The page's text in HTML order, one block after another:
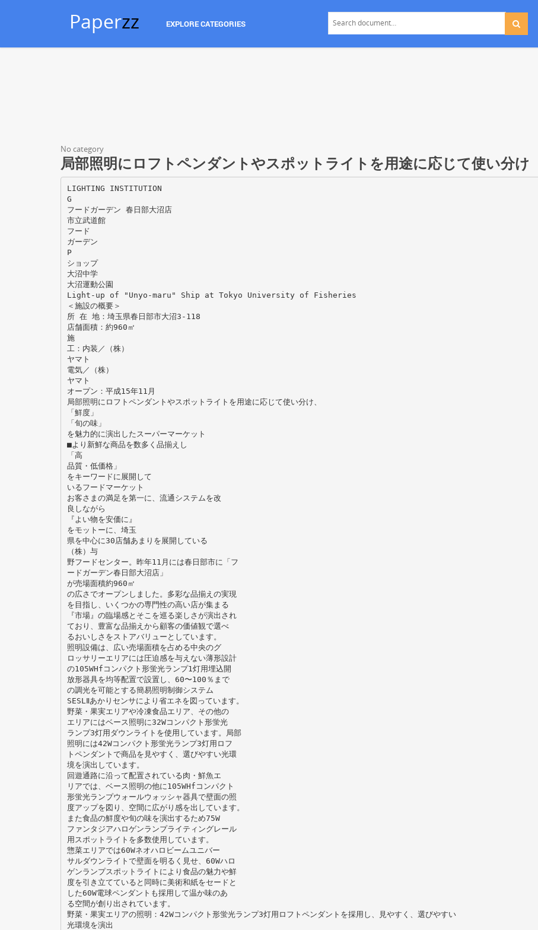
Paperzz EXPLORE CATEGORIES
No category
局部照明にロフトペンダントやスポットライトを用途に応じて使い分け
LIGHTING INSTITUTION
G
フードガーデン 春日部大沼店
市立武道館
フード
ガーデン
P
ショップ
大沼中学
大沼運動公園
Light-up of "Unyo-maru" Ship at Tokyo University of Fisheries
＜施設の概要＞
所 在 地：埼玉県春日部市大沼3-118
店舗面積：約960㎡
施
工：内装／（株）
ヤマト
電気／（株）
ヤマト
オープン：平成15年11月
局部照明にロフトペンダントやスポットライトを用途に応じて使い分け、
「鮮度」
「旬の味」
を魅力的に演出したスーパーマーケット
■より新鮮な商品を数多く品揃えし
「高
品質・低価格」
をキーワードに展開して
いるフードマーケット
お客さまの満足を第一に、流通システムを改
良しながら
『よい物を安価に』
をモットーに、埼玉
県を中心に30店舗あまりを展開している
（株）与
野フードセンター。昨年11月には春日部市に「フ
ードガーデン春日部大沼店」
が売場面積約960㎡
の広さでオープンしました。多彩な品揃えの実現
を目指し、いくつかの専門性の高い店が集まる
『市場』の臨場感とそこを巡る楽しさが演出され
ており、豊富な品揃えから顧客の価値観で選べ
るおいしさをストアバリューとしています。
照明設備は、広い売場面積を占める中央のグ
ロッサリーエリアには圧迫感を与えない薄形設計
の105WHfコンパクト形蛍光ランプ1灯用埋込開
放形器具を均等配置で設置し、60〜100％まで
の調光を可能とする簡易照明制御システム
SESLⅡあかりセンサにより省エネを図っています。
野菜・果実エリアや冷凍食品エリア、その他の
エリアにはベース照明に32Wコンパクト形蛍光
ランプ3灯用ダウンライトを使用しています。局部
照明には42Wコンパクト形蛍光ランプ3灯用ロフ
トペンダントで商品を見やすく、選びやすい光環
境を演出しています。
回遊通路に沿って配置されている肉・鮮魚エ
リアでは、ベース照明の他に105WHfコンパクト
形蛍光ランプウォールウォッシャ器具で壁面の照
度アップを図り、空間に広がり感を出しています。
また食品の鮮度や旬の味を演出するため75W
ファンタジアハロゲンランプライティングレール
用スポットライトを多数使用しています。
惣菜エリアでは60Wネオハロビームユニバー
サルダウンライトで壁面を明るく見せ、60Wハロ
ゲンランプスポットライトにより食品の魅力や鮮
度を引き立てていると同時に美術和紙をセードと
した60W電球ペンダントも採用して温か味のあ
る空間が創り出されています。
野菜・果実エリアの照明：42Wコンパクト形蛍光ランプ3灯用ロフトペンダントを採用し、見やすく、選びやすい
光環境を演出